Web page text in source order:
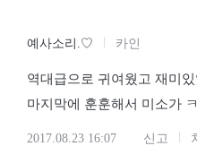
예사소리.♡ 카인
역대급으로 귀여웠고 재미
마지막에 훈훈해서 미소가
2017.08.23 16:07 신고